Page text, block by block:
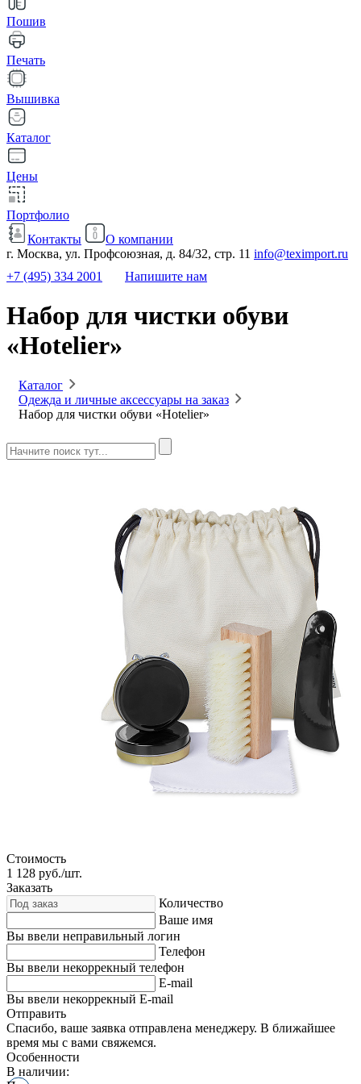
Пошив
Печать
Вышивка
Каталог
Цены
Портфолио
Контакты
О компании
г. Москва, ул. Профсоюзная, д. 84/32, стр. 11 info@teximport.ru
+7 (495) 334 2001
Напишите нам
Набор для чистки обуви
«Hotelier»
Каталог
Одежда и личные аксессуары на заказ
Набор для чистки обуви «Hotelier»
Стоимость
1 128 руб./шт.
Заказать
Количество
Ваше имя
Вы ввели неправильный логин
Телефон
Вы ввели некоррекный телефон
E-mail
Вы ввели некоррекный E-mail
Отправить
Спасибо, ваше заявка отправлена менеджеру. В ближайшее
время мы с вами свяжемся.
Особенности
В наличии: